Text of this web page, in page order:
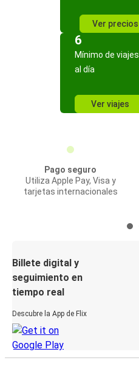
Ver precios
6
Mínimo de viajes
al día
Ver viajes
Pago seguro
Utiliza Apple Pay, Visa y
tarjetas internacionales
Billete digital y
seguimiento en
tiempo real
Descubre la App de Flix